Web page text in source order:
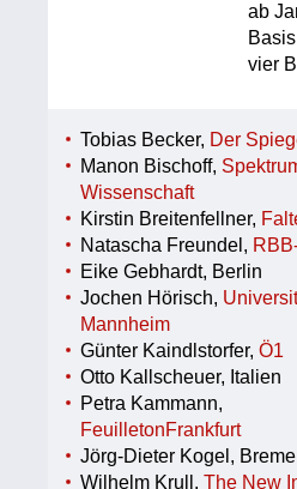
ab
vier
Tobias Becker, Der
Manon Bischoff,
Wissenschaft
Kirstin Breitenfellner,
Natascha Freundel,
Eike Gebhardt, Berlin
Jochen Hörisch,
Mannheim
Günter Kaindlstorfer,Ö1
Otto Kallscheuer, Italien
Petra Kammann,
FeuilletonFrankfurt
Jörg-Dieter Kogel,
Wilhelm Krull,The New